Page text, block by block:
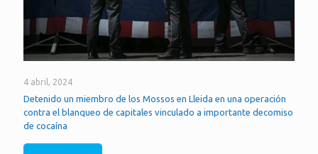
4 abril, 2024
Detenido un miembro de los Mossos en Lleida en una operación
contra el blanqueo de capitales vinculado a importante decomiso
de cocaína